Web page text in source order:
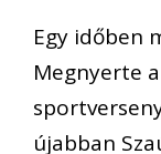
Egy időben
Megnyerte
újabban